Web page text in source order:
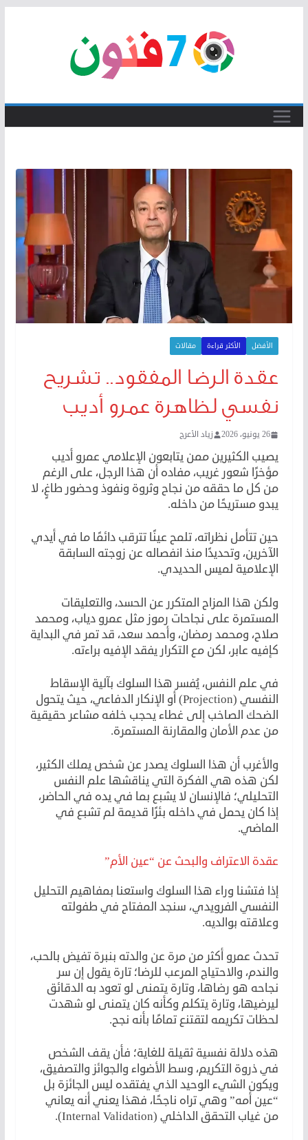
الأفضل الأكثر قراءة مقالات
عقدة الرضا المفقود.. تشريح
نفسي لظاهرة عمرو أديب
26 يونيو، 2026 زياد الأعرج
يصيب الكثيرين ممن يتابعون الإعلامي عمرو أديب
مؤخرًا شعور غريب، مفاده أن هذا الرجل، على الرغم
من كل ما حققه من نجاح وثروة ونفوذ وحضور طاغٍ، لا
يبدو مستريحًا من داخله.
حين تتأمل نظراته، تلمح عينًا تترقب دائمًا ما في أيدي
الآخرين، وتحديدًا منذ انفصاله عن زوجته السابقة
الإعلامية لميس الحديدي.
ولكن هذا المزاح المتكرر عن الحسد، والتعليقات
المستمرة على نجاحات رموز مثل عمرو دياب، ومحمد
صلاح، ومحمد رمضان، وأحمد سعد، قد تمر في البداية
كإفيه عابر، لكن مع التكرار يفقد الإفيه براءته.
في علم النفس، يُفسر هذا السلوك بآلية الإسقاط
النفسي (Projection) أو الإنكار الدفاعي، حيث يتحول
الضحك الصاخب إلى غطاء يحجب خلفه مشاعر حقيقية
من عدم الأمان والمقارنة المستمرة.
والأغرب أن هذا السلوك يصدر عن شخص يملك الكثير،
لكن هذه هي الفكرة التي يناقشها علم النفس
التحليلي؛ فالإنسان لا يشبع بما في يده في الحاضر،
إذا كان يحمل في داخله بئرًا قديمة لم تشبع في
الماضي.
عقدة الاعتراف والبحث عن “عين الأم”
إذا فتشنا وراء هذا السلوك واستعنا بمفاهيم التحليل
النفسي الفرويدي، سنجد المفتاح في طفولته
وعلاقته بوالديه.
تحدث عمرو أكثر من مرة عن والدته بنبرة تفيض بالحب،
والندم، والاحتياج المرعب للرضا؛ تارة يقول إن سر
نجاحه هو رضاها، وتارة يتمنى لو تعود به الدقائق
ليرضيها، وتارة يتكلم وكأنه كان يتمنى لو شهدت
لحظات تكريمه لتقتنع تمامًا بأنه نجح.
هذه دلالة نفسية ثقيلة للغاية؛ فأن يقف الشخص
في ذروة التكريم، وسط الأضواء والجوائز والتصفيق،
ويكون الشيء الوحيد الذي يفتقده ليس الجائزة بل
“عين أمه” وهي تراه ناجحًا، فهذا يعني أنه يعاني
من غياب التحقق الداخلي (Internal Validation).